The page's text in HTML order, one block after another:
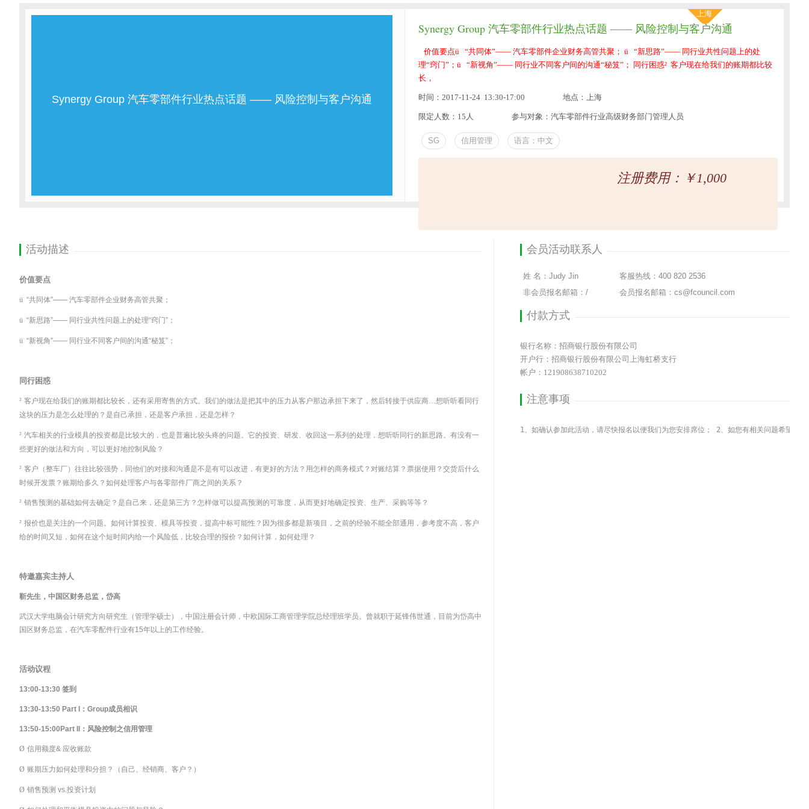
Synergy Group 汽车零部件行业热点话题 —— 风险控制与客户沟通
上海
Synergy Group 汽车零部件行业热点话题 —— 风险控制与客户沟通
价值要点ü “共同体”—— 汽车零部件企业财务高管共聚； ü “新思路”—— 同行业共性问题上的处
理“窍门”；ü “新视角”—— 同行业不同客户间的沟通“秘笈”； 同行困惑² 客户现在给我们的账期都比较
长，
时间：2017-11-24 13:30-17:00 地点：上海
限定人数：15人 参与对象：汽车零部件行业高级财务部门管理人员
SG 信用管理 语言：中文
注册费用：￥1,000
活动描述
价值要点
ü “共同体”—— 汽车零部件企业财务高管共聚；
ü “新思路”—— 同行业共性问题上的处理“窍门”；
ü “新视角”—— 同行业不同客户间的沟通“秘笈”；
同行困惑
² 客户现在给我们的账期都比较长，还有采用寄售的方式。我们的做法是把其中的压力从客户那边承担下来了，然后转接于供应商…想听听看同行
这块的压力是怎么处理的？是自己承担，还是客户承担，还是怎样？
² 汽车相关的行业模具的投资都是比较大的，也是普遍比较头疼的问题。它的投资、研发、收回这一系列的处理，想听听同行的新思路。有没有一
些更好的做法和方向，可以更好地控制风险？
² 客户（整车厂）往往比较强势，同他们的对接和沟通是不是有可以改进，有更好的方法？用怎样的商务模式？对账结算？票据使用？交货后什么
时候开发票？账期给多久？如何处理客户与各零部件厂商之间的关系？
² 销售预测的基础如何去确定？是自己来，还是第三方？怎样做可以提高预测的可靠度，从而更好地确定投资、生产、采购等等？
² 报价也是关注的一个问题。如何计算投资、模具等投资，提高中标可能性？因为很多都是新项目，之前的经验不能全部通用，参考度不高，客户
给的时间又短，如何在这个短时间内给一个风险低，比较合理的报价？如何计算，如何处理？
特邀嘉宾主持人
靳先生，中国区财务总监，岱高
武汉大学电脑会计研究方向研究生（管理学硕士），中国注册会计师，中欧国际工商管理学院总经理班学员。曾就职于延锋伟世通，目前为岱高中
国区财务总监，在汽车零配件行业有15年以上的工作经验。
活动议程
13:00-13:30 签到
13:30-13:50 Part I ： Group成员相识
13:50-15:00Part II ：风险控制之信用管理
Ø 信用额度& 应收账款
Ø 账期压力如何处理和分担？（自己、经销商、客户？）
Ø 销售预测 vs.投资计划
会员活动联系人
姓 名：Judy Jin
客服热线：400 820 2536
非会员报名邮箱：/
会员报名邮箱：cs@fcouncil.com
付款方式
银行名称：招商银行股份有限公司
开户行：招商银行股份有限公司上海虹桥支行
帐户：121908638710202
注意事项